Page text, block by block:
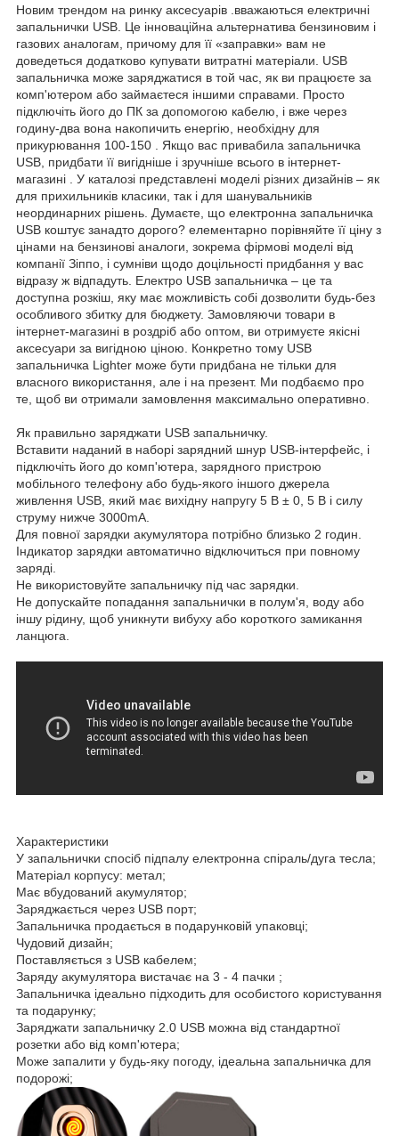
Новим трендом на ринку аксесуарів .вважаються електричні
запальнички USB. Це інноваційна альтернатива бензиновим і
газових аналогам, причому для її «заправки» вам не
доведеться додатково купувати витратні матеріали. USB
запальничка може заряджатися в той час, як ви працюєте за
комп'ютером або займаєтеся іншими справами. Просто
підключіть його до ПК за допомогою кабелю, і вже через
годину-два вона накопичить енергію, необхідну для
прикурювання 100-150 . Якщо вас привабила запальничка
USB, придбати її вигідніше і зручніше всього в інтернет-
магазині . У каталозі представлені моделі різних дизайнів – як
для прихильників класики, так і для шанувальників
неординарних рішень. Думаєте, що електронна запальничка
USB коштує занадто дорого? елементарно порівняйте її ціну з
цінами на бензинові аналоги, зокрема фірмові моделі від
компанії Зіппо, і сумніви щодо доцільності придбання у вас
відразу ж відпадуть. Електро USB запальничка – це та
доступна розкіш, яку має можливість собі дозволити будь-без
особливого збитку для бюджету. Замовляючи товари в
інтернет-магазині в роздріб або оптом, ви отримуєте якісні
аксесуари за вигідною ціною. Конкретно тому USB
запальничка Lighter може бути придбана не тільки для
власного використання, але і на презент. Ми подбаємо про
те, щоб ви отримали замовлення максимально оперативно.
Як правильно заряджати USB запальничку.
Вставити наданий в наборі зарядний шнур USB-інтерфейс, і
підключіть його до комп'ютера, зарядного пристрою
мобільного телефону або будь-якого іншого джерела
живлення USB, який має вихідну напругу 5 В ± 0, 5 В і силу
струму нижче 3000mA.
Для повної зарядки акумулятора потрібно близько 2 годин.
Індикатор зарядки автоматично відключиться при повному
заряді.
Не використовуйте запальничку під час зарядки.
Не допускайте попадання запальнички в полум'я, воду або
іншу рідину, щоб уникнути вибуху або короткого замикання
ланцюга.
Характеристики
У запальнички спосіб підпалу електронна спіраль/дуга тесла;
Матеріал корпусу: метал;
Має вбудований акумулятор;
Заряджається через USB порт;
Запальничка продається в подарунковій упаковці;
Чудовий дизайн;
Поставляється з USB кабелем;
Заряду акумулятора вистачає на 3 - 4 пачки ;
Запальничка ідеально підходить для особистого користування
та подарунку;
Заряджати запальничку 2.0 USB можна від стандартної
розетки або від комп'ютера;
Може запалити у будь-яку погоду, ідеальна запальничка для
подорожі;